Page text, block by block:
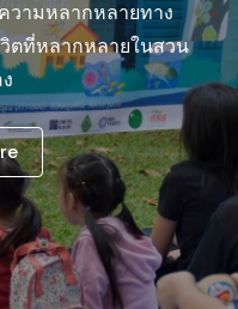
วามหลากหลายทาง
ตที่หลากหลายในสวน